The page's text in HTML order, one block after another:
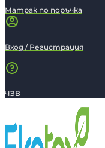
Матрак по поръчка
Вход / Регистрация
ЧЗВ